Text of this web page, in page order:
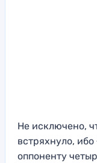
Не исключено,
встряхнуло,
оппоненту